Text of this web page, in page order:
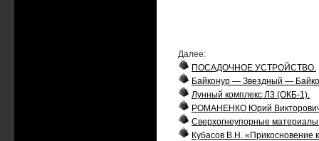
Далее:
ПОСАДОЧНОЕ УСТРОЙСТВО.
Байконур — Звездный —
Лунный комплекс Л3 (ОКБ-1).
РОМАНЕНКО Юрий
Сверхогнеупорные
Кубасов В.Н. «Прикосновение